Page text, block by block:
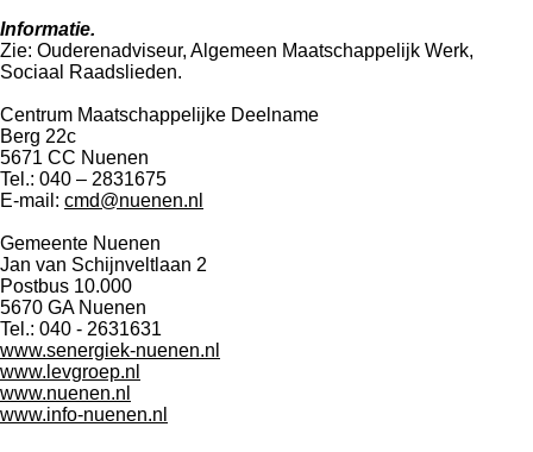
Informatie.
Zie: Ouderenadviseur, Algemeen Maatschappelijk Werk,
Sociaal Raadslieden.
Centrum Maatschappelijke Deelname
Berg 22c
5671 CC Nuenen
Tel.: 040 – 2831675
E-mail: cmd@nuenen.nl
Gemeente Nuenen
Jan van Schijnveltlaan 2
Postbus 10.000
5670 GA Nuenen
Tel.: 040 - 2631631
www.senergiek-nuenen.nl
www.levgroep.nl
www.nuenen.nl
www.info-nuenen.nl